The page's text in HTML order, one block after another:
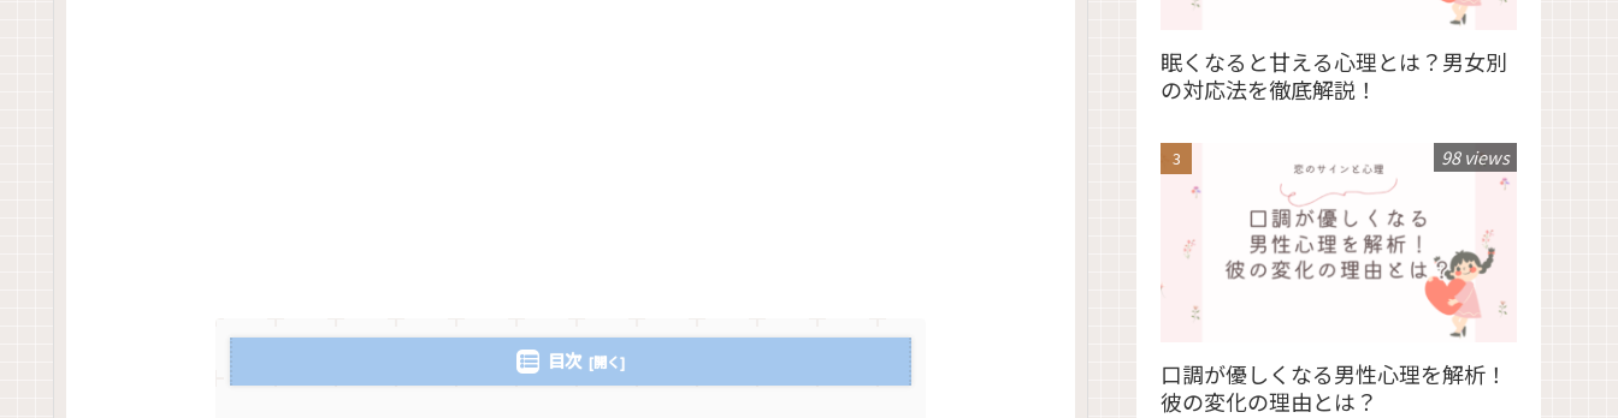
目次
眠くなると甘える心理とは？男女別
の対応法を徹底解説！
口調が優しくなる男性心理を解析！
彼の変化の理由とは？
98 views